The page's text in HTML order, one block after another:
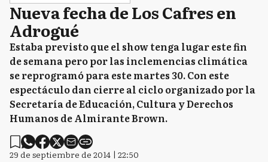
Nueva fecha de Los Cafres en
Adrogué
Estaba previsto que el show tenga lugar este fin
de semana pero por las inclemencias climática
se reprogramó para este martes 30. Con este
espectáculo dan cierre al ciclo organizado por la
Secretaría de Educación, Cultura y Derechos
Humanos de Almirante Brown.
29 de septiembre de 2014 | 22:50